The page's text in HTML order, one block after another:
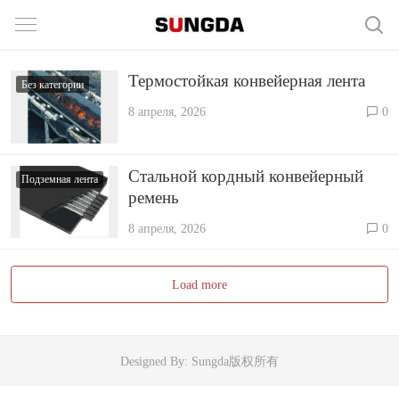
Без категории Термостойкая конвейерная лента
8 апреля, 2026 0
Подземная лента
Стальной кордный конвейерный
ремень
8 апреля, 2026 0
Load more
Designed By: Sungda版权所有